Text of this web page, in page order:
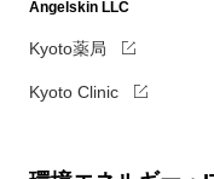
Angelskin LLC
Kyoto薬局
Kyoto Clinic